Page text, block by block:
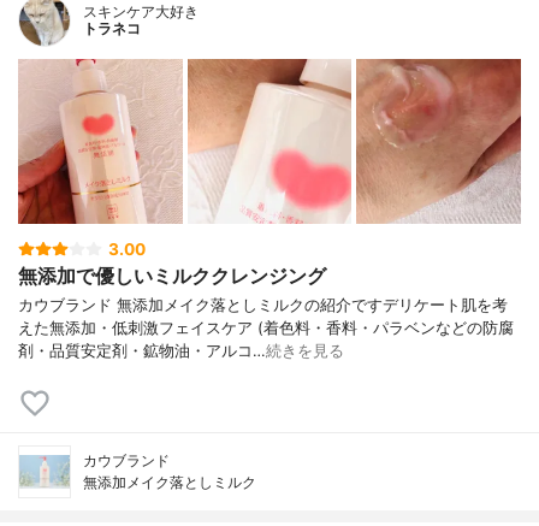
スキンケア大好き
トラネコ
3.00
無添加で優しいミルククレンジング
カウブランド 無添加メイク落としミルクの紹介ですデリケート肌を考
えた無添加・低刺激フェイスケア (着色料・香料・パラベンなどの防腐
剤・品質安定剤・鉱物油・アルコ…続きを見る
カウブランド
無添加メイク落としミルク